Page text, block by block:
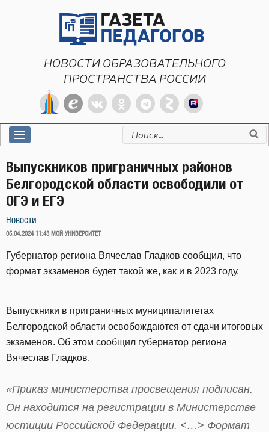
НОВОСТИ ОБРАЗОВАТЕЛЬНОГО
ПРОСТРАНСТВА РОССИИ
Искать:
Выпускников приграничных районов
Белгородской области освободили от
ОГЭ и ЕГЭ
Новости
ОПУБЛИКОВАНО
05.04.2024 11:43 МОЙ УНИВЕРСИТЕТ
Губернатор региона Вячеслав Гладков сообщил, что
формат экзаменов будет такой же, как и в 2023 году.
Выпускники в приграничных муниципалитетах
Белгородской области освобождаются от сдачи итоговых
экзаменов. Об этом сообщил губернатор региона
Вячеслав Гладков.
«Приказ министерства просвещения подписан.
Он находится на регистрации в Министерстве
юстиции Российской Федерации. <…> Формат